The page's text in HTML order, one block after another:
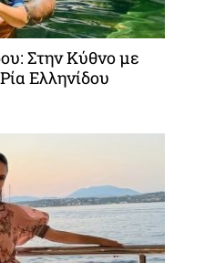
Στην Κύθνο με
Ελληνίδου